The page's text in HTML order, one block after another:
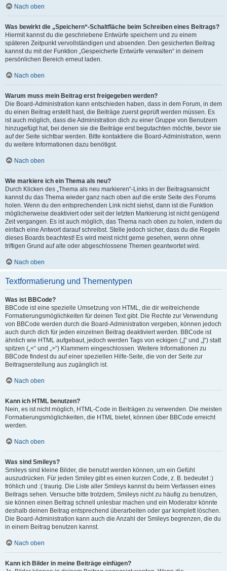
Nach oben
Was bewirkt die „Speichern“-Schaltfläche beim Schreiben eines Beitrags?
Hiermit kannst du die geschriebene Entwürfe speichern und zu einem
späteren Zeitpunkt vervollständigen und absenden. Den gesicherten Beitrag
kannst du mit der Funktion „Gespeicherte Entwürfe verwalten“ in deinem
persönlichen Bereich erneut laden.
Nach oben
Warum muss mein Beitrag erst freigegeben werden?
Die Board-Administration kann entschieden haben, dass in dem Forum, in dem
du einen Beitrag erstellt hast, die Beiträge zuerst geprüft werden müssen. Es
ist auch möglich, dass die Administration dich zu einer Gruppe von Benutzern
hinzugefügt hat, bei denen sie die Beiträge erst begutachten möchte, bevor sie
auf der Seite sichtbar werden. Bitte kontaktiere die Board-Administration, wenn
du weitere Informationen dazu benötigst.
Nach oben
Wie markiere ich ein Thema als neu?
Durch Klicken des „Thema als neu markieren“-Links in der Beitragsansicht
kannst du das Thema wieder ganz nach oben auf die erste Seite des Forums
holen. Wenn du den entsprechenden Link nicht siehst, dann ist die Funktion
möglicherweise deaktiviert oder seit der letzten Markierung ist nicht genügend
Zeit vergangen. Es ist auch möglich, das Thema nach oben zu holen, indem du
einfach eine Antwort darauf schreibst. Stelle jedoch sicher, dass du die Regeln
dieses Boards beachtest! Es wird meist nicht gerne gesehen, wenn ohne
triftigen Grund auf alte oder abgeschlossene Themen geantwortet wird.
Nach oben
Textformatierung und Thementypen
Was ist BBCode?
BBCode ist eine spezielle Umsetzung von HTML, die dir weitreichende
Formatierungsmöglichkeiten für deinen Text gibt. Die Rechte zur Verwendung
von BBCode werden durch die Board-Administration vergeben, können jedoch
auch durch dich für jeden einzelnen Beitrag deaktiviert werden. BBCode ist
ähnlich wie HTML aufgebaut, jedoch werden Tags von eckigen („[“ und „]“) statt
spitzen („<“ und „>“) Klammern eingeschlossen. Weitere Informationen zu
BBCode findest du auf einer speziellen Hilfe-Seite, die von der Seite zur
Beitragserstellung aus zugänglich ist.
Nach oben
Kann ich HTML benutzen?
Nein, es ist nicht möglich, HTML-Code in Beiträgen zu verwenden. Die meisten
Formatierungsmöglichkeiten, die HTML bietet, können über BBCode erreicht
werden.
Nach oben
Was sind Smileys?
Smileys sind kleine Bilder, die benutzt werden können, um ein Gefühl
auszudrücken. Für jeden Smiley gibt es einen kurzen Code, z. B. bedeutet :)
fröhlich und :( traurig. Die Liste aller Smileys kannst du beim Verfassen eines
Beitrags sehen. Versuche bitte trotzdem, Smileys nicht zu häufig zu benutzen,
sie können einen Beitrag schnell unlesbar machen und ein Moderator könnte
deshalb deinen Beitrag entsprechend überarbeiten oder gar komplett löschen.
Die Board-Administration kann auch die Anzahl der Smileys begrenzen, die du
in einem Beitrag benutzen kannst.
Nach oben
Kann ich Bilder in meine Beiträge einfügen?